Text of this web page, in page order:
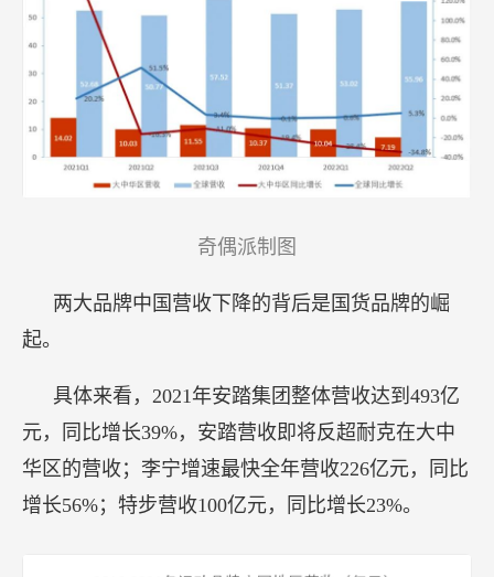
奇偶派制图
两大品牌中国营收下降的背后是国货品牌的崛
起。
具体来看，2021年安踏集团整体营收达到493亿
元，同比增长39%，安踏营收即将反超耐克在大中
华区的营收；李宁增速最快全年营收226亿元，同比
增长56%；特步营收100亿元，同比增长23%。